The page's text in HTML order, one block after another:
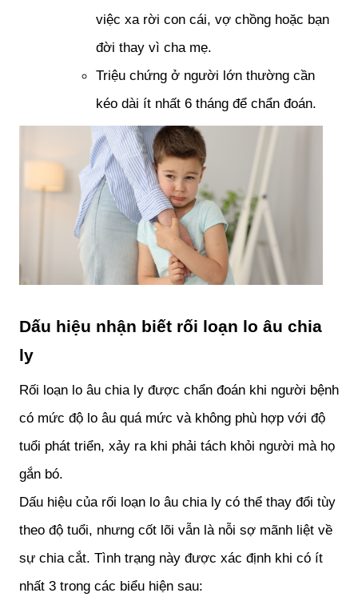
việc xa rời con cái, vợ chồng hoặc bạn
đời thay vì cha mẹ.
Triệu chứng ở người lớn thường cần
kéo dài ít nhất 6 tháng để chẩn đoán.
Dấu hiệu nhận biết rối loạn lo âu chia
ly
Rối loạn lo âu chia ly được chẩn đoán khi người bệnh
có mức độ lo âu quá mức và không phù hợp với độ
tuổi phát triển, xảy ra khi phải tách khỏi người mà họ
gắn bó.
Dấu hiệu của rối loạn lo âu chia ly có thể thay đổi tùy
theo độ tuổi, nhưng cốt lõi vẫn là nỗi sợ mãnh liệt về
sự chia cắt. Tình trạng này được xác định khi có ít
nhất 3 trong các biểu hiện sau: